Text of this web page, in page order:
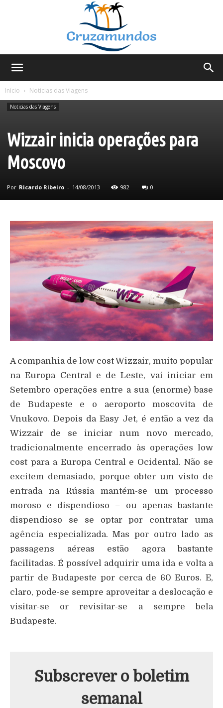
Início
Noticias das Viagens
Noticias das Viagens
Wizzair inicia operações para
Moscovo
Por Ricardo Ribeiro - 14/08/2013 982 0
A companhia de low cost Wizzair, muito popular
na Europa Central e de Leste, vai iniciar em
Setembro operações entre a sua (enorme) base
de Budapeste e o aeroporto moscovita de
Vnukovo. Depois da Easy Jet, é então a vez da
Wizzair de se iniciar num novo mercado,
tradicionalmente encerrado às operações low
cost para a Europa Central e Ocidental. Não se
excitem demasiado, porque obter um visto de
entrada na Rússia mantém-se um processo
moroso e dispendioso – ou apenas bastante
dispendioso se se optar por contratar uma
agência especializada. Mas por outro lado as
passagens aéreas estão agora bastante
facilitadas. É possível adquirir uma ida e volta a
partir de Budapeste por cerca de 60 Euros. E,
claro, pode-se sempre aproveitar a deslocação e
visitar-se or revisitar-se a sempre bela
Budapeste.
Subscrever o boletim
semanal